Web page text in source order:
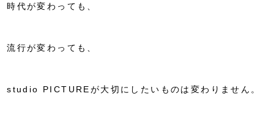
時代が変わっても、
流行が変わっても、
studio PICTUREが大切にしたいものは変わりません。